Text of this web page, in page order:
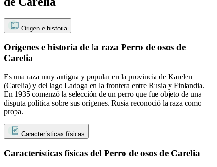
Origen e historia
Orígenes e historia de la raza Perro de osos de
Carelia
Es una raza muy antigua y popular en la provincia de Karelen
(Carelia) y del lago Ladoga en la frontera entre Rusia y Finlandia.
En 1935 comenzó la selección de un perro que fue objeto de una
disputa política sobre sus orígenes. Rusia reconoció la raza como
propa.
Características físicas
Características físicas del Perro de osos de Carelia